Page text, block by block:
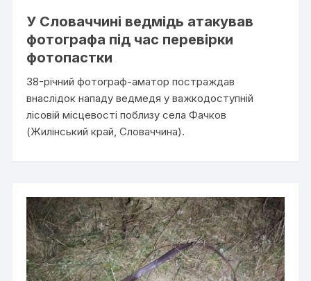
У Словаччині ведмідь атакував
фотографа під час перевірки
фотопастки
38-річний фотограф-аматор постраждав
внаслідок нападу ведмедя у важкодоступній
лісовій місцевості поблизу села Фачков
(Жилінський край, Словаччина).